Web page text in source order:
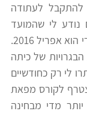
לעתודה
נודע לי שהמועד
האחרון שניתן לגשת בו למבחן הפסיכומטרי הוא אפריל 2016.
של כיתה
לי רק כחודשיים
לקורס מפאת
מדי מבחינה